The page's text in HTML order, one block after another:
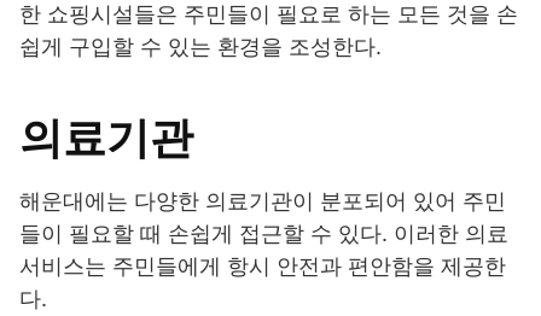
한 쇼핑시설들은 주민들이 필요로 하는 모든 것을 손
쉽게 구입할 수 있는 환경을 조성한다.
의료기관
해운대에는 다양한 의료기관이 분포되어 있어 주민
들이 필요할 때 손쉽게 접근할 수 있다. 이러한 의료
서비스는 주민들에게 항시 안전과 편안함을 제공한
다.